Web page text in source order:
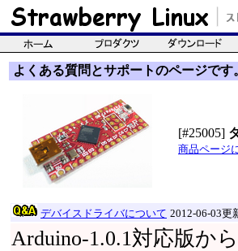
よくある質問とサポートのページです
[#25005]
商品ページ
デバイスドライバについて 2012-06-03更
Arduino-1.0.1対応版か